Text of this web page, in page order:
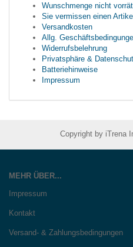
Wunschmenge nicht
Sie vermissen einen
Versandkosten
Allg.
Widerrufsbelehrung
Privatsphäre &
Batteriehinweise
Impressum
Copyright by iTrena
MEHR ÜBER...
Impressum
Kontakt
Versand- & Zahlungsbedingungen